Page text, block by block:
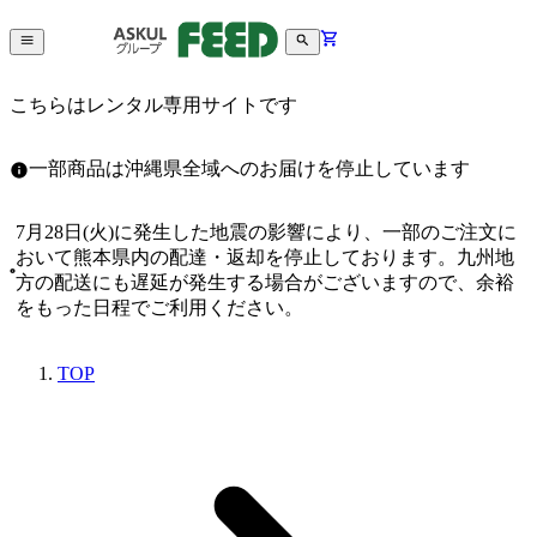
こちらはレンタル専用サイトです
一部商品は沖縄県全域へのお届けを停止しています
7月28日(火)に発生した地震の影響により、一部のご注文に
おいて熊本県内の配達・返却を停止しております。九州地
方の配送にも遅延が発生する場合がございますので、余裕
をもった日程でご利用ください。
TOP